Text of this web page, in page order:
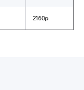
2160p